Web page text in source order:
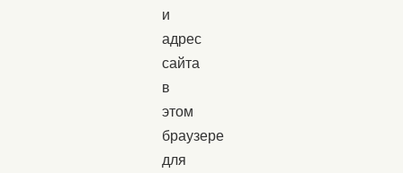
и
адрес
сайта
в
этом
браузере
для